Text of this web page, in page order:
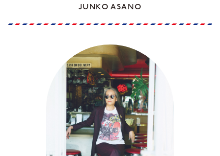
JUNKO ASANO